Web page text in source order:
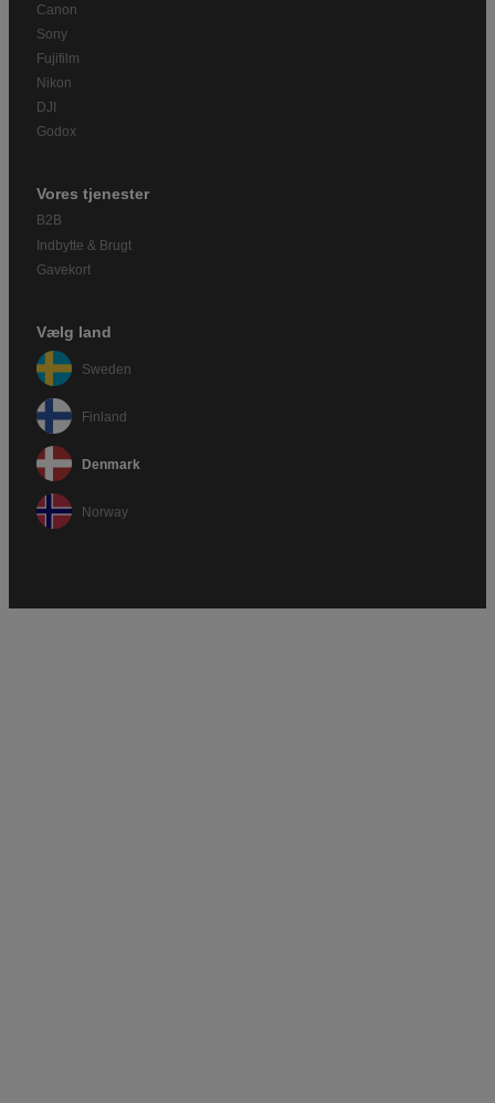
Canon
Sony
Fujifilm
Nikon
DJI
Godox
Vores tjenester
B2B
Indbytte & Brugt
Gavekort
Vælg land
Sweden
Finland
Denmark
Norway